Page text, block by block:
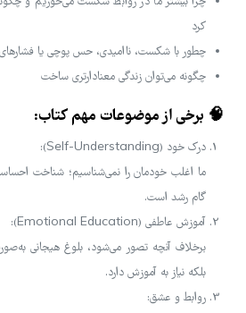
کرد
چطور با شکست، ناامیدی، حس پوچی یا فشارهای
چگونه می‌توان زندگی معنادارتری ساخت
🧠 برخی از موضوعات مهم کتاب:
درک خود (Self-Understanding):
ما اغلب خودمان را نمی‌شناسیم؛ شناخت
گام رشد است.
آموزش عاطفی (Emotional Education):
برخلاف آنچه تصور می‌شود، بلوغ هیجانی
بلکه نیاز به آموزش دارد.
روابط و عشق: